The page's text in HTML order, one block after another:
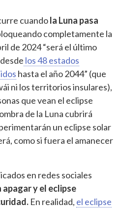
cuandola Luna pasa
completamente la
de 2024 “será el último
los 48 estados
hasta el año 2044” (que
ni los territorios insulares),
que vean el eclipse
de la Luna cubrirá
un eclipse solar
como si fuera el amanecer
en redes sociales
apagar y el eclipse
En realidad, el eclipse